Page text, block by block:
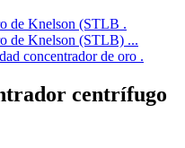
de Knelson (STLB .
de Knelson (STLB) ...
concentrador de oro .
centrífugo